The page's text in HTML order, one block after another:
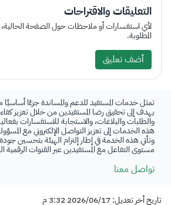
التعليقات والاقتراحات
لأي استفسارات أو ملاحظات حول الصفحة
المطلوبة.
أضف تعليق
تمثل خدمات المستفيد للدعم والمساندة جزءًا
يهدف إلى تحقيق رضا المستفيدين من خلال تعزيز
والطلبات والبلاغات، والاستجابة للاستفسارات
هذه الخدمات إلى تعزيز التواصل الإلكتروني مع
وتأتي هذه الخدمة في إطار إلتزام الهيئة بتحسين
مستوى التفاعل مع المستفيدين عبر القنوات الرقمية
تواصل معنا
تاريخ أخر تعديل: 2026/06/17 3:32 م